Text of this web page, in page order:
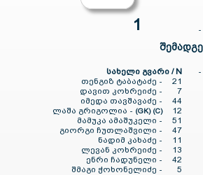
1 -
სახელი გვარი / N
თენგიზ ტაბატაძე -
21
დავით კოხრეიძე -
7
იმედა თავშავაძე -
44
ლაშა გრიგოლია - (GK) (C)
12
მამუკა ამაშუკელი -
51
გიორგი ჩუთლაშვილი -
47
ნადიმ კახაძე -
11
ლევან კოხრეიძე -
13
ენრი ჩადუნელი -
42
შმაგი ჭოხონელიძე -
5
-